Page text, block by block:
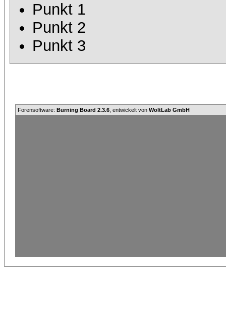
Punkt 1
Punkt 2
Punkt 3
Forensoftware: Burning Board 2.3.6 , entwickelt von WoltLab GmbH